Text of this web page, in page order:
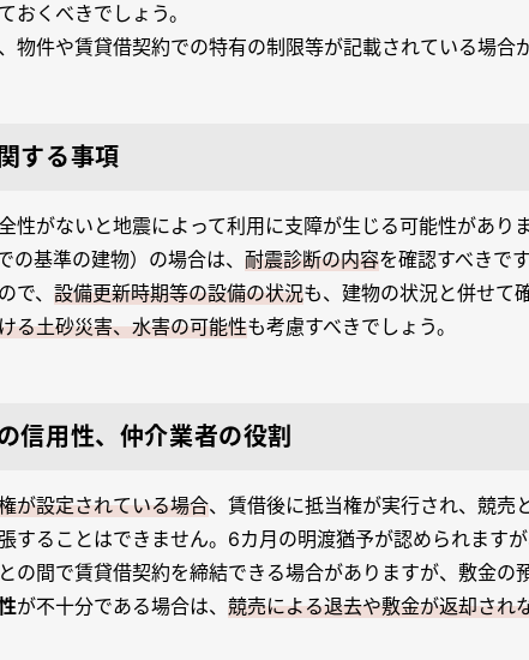
おくべきでしょう。
物件や賃貸借契約での特有の制限等が記載されている場合
する事項
性がないと地震によって利用に支障が生じる可能性があり
の基準の建物）の場合は、 耐震診断の内容を確認すべきで
で、 設備更新時期等の設備の状況も、建物の状況と併せて
る土砂災害、水害の可能性も考慮すべきでしょう。
信用性、仲介業者の役割
が設定されている場合、賃借後に抵当権が実行され、競売
することはできません。6カ月の明渡猶予が認められます
の間で賃貸借契約を締結できる場合がありますが、敷金の
が不十分である場合は、 競売による退去や敷金が返却され